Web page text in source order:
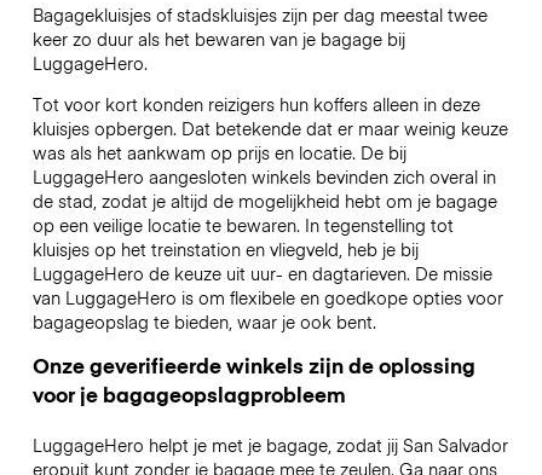
Bagagekluisjes of stadskluisjes zijn per dag meestal twee
keer zo duur als het bewaren van je bagage bij
LuggageHero.
Tot voor kort konden reizigers hun koffers alleen in deze
kluisjes opbergen. Dat betekende dat er maar weinig keuze
was als het aankwam op prijs en locatie. De bij
LuggageHero aangesloten winkels bevinden zich overal in
de stad, zodat je altijd de mogelijkheid hebt om je bagage
op een veilige locatie te bewaren. In tegenstelling tot
kluisjes op het treinstation en vliegveld, heb je bij
LuggageHero de keuze uit uur- en dagtarieven. De missie
van LuggageHero is om flexibele en goedkope opties voor
bagageopslag te bieden, waar je ook bent.
Onze geverifieerde winkels zijn de oplossing
voor je bagageopslagprobleem
LuggageHero helpt je met je bagage, zodat jij San Salvador
eropuit kunt zonder je bagage mee te zeulen. Ga naar ons